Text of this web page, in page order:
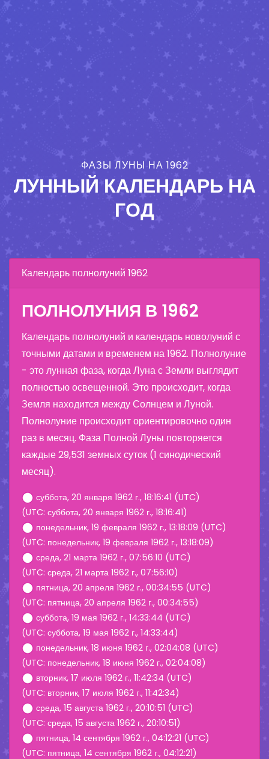
ФАЗЫ ЛУНЫ НА 1962
ЛУННЫЙ КАЛЕНДАРЬ НА
ГОД
Календарь полнолуний 1962
ПОЛНОЛУНИЯ В 1962
Календарь полнолуний и календарь новолуний с
точными датами и временем на 1962. Полнолуние
- это лунная фаза, когда Луна с Земли выглядит
полностью освещенной. Это происходит, когда
Земля находится между Солнцем и Луной.
Полнолуние происходит ориентировочно один
раз в месяц. Фаза Полной Луны повторяется
каждые 29,531 земных суток (1 синодический
месяц).
суббота, 20 января 1962 г., 18:16:41 (UTC)
(UTC: суббота, 20 января 1962 г., 18:16:41)
понедельник, 19 февраля 1962 г., 13:18:09 (UTC)
(UTC: понедельник, 19 февраля 1962 г., 13:18:09)
среда, 21 марта 1962 г., 07:56:10 (UTC)
(UTC: среда, 21 марта 1962 г., 07:56:10)
пятница, 20 апреля 1962 г., 00:34:55 (UTC)
(UTC: пятница, 20 апреля 1962 г., 00:34:55)
суббота, 19 мая 1962 г., 14:33:44 (UTC)
(UTC: суббота, 19 мая 1962 г., 14:33:44)
понедельник, 18 июня 1962 г., 02:04:08 (UTC)
(UTC: понедельник, 18 июня 1962 г., 02:04:08)
вторник, 17 июля 1962 г., 11:42:34 (UTC)
(UTC: вторник, 17 июля 1962 г., 11:42:34)
среда, 15 августа 1962 г., 20:10:51 (UTC)
(UTC: среда, 15 августа 1962 г., 20:10:51)
пятница, 14 сентября 1962 г., 04:12:21 (UTC)
(UTC: пятница, 14 сентября 1962 г., 04:12:21)